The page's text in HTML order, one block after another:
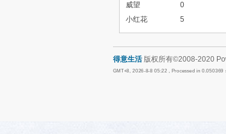
威望
0
小红花
5
得意生活 版权所有©2008-2020
GMT+8, 2026-8-8 05:22 , Processed in 0.050369